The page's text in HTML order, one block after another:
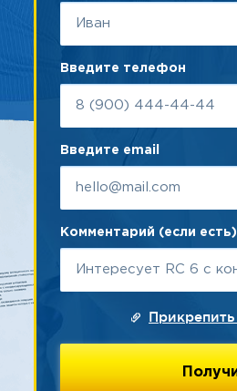
Введите телефон
Введите email
Комментарий (если есть)